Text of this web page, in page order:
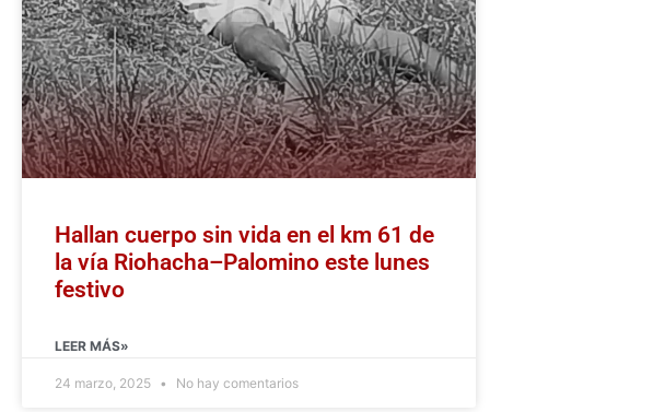
Hallan cuerpo sin vida en el km 61 de
la vía Riohacha–Palomino este lunes
festivo
LEER MÁS»
24 marzo, 2025 No hay comentarios